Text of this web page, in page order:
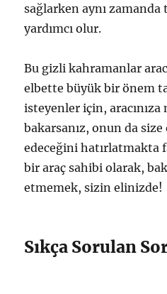
sağlarken aynı
yardımcı olur.
Bu gizli kahramanlar
elbette büyük bir önem
isteyenler için, aracınıza
bakarsanız, onun da
edeceğini hatırlatmakta
bir araç sahibi olarak,
etmemek, sizin elinizde!
Sıkça Sorulan